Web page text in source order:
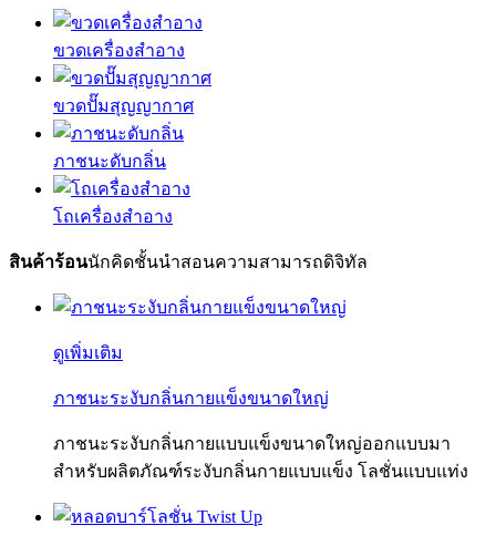
ขวดเครื่องสำอาง
ขวดปั๊มสุญญากาศ
ภาชนะดับกลิ่น
โถเครื่องสำอาง
สินค้าร้อนนักคิดชั้นนำสอนความสามารถดิจิทัล
ดูเพิ่มเติม
ภาชนะระงับกลิ่นกายแข็งขนาดใหญ่
ภาชนะระงับกลิ่นกายแบบแข็งขนาดใหญ่ออกแบบมา
สำหรับผลิตภัณฑ์ระงับกลิ่นกายแบบแข็ง โลชั่นแบบแท่ง